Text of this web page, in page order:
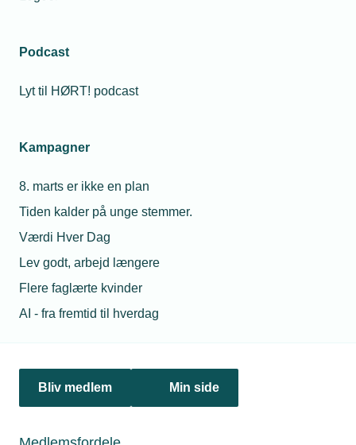
Podcast
Lyt til HØRT! podcast
Kampagner
8. marts er ikke en plan
Tiden kalder på unge stemmer.
Værdi Hver Dag
Lev godt, arbejd længere
Flere faglærte kvinder
AI - fra fremtid til hverdag
Bliv medlem Min side
Politik & analyse
jura@tekniq.dk
tekniq@tekniq.dk